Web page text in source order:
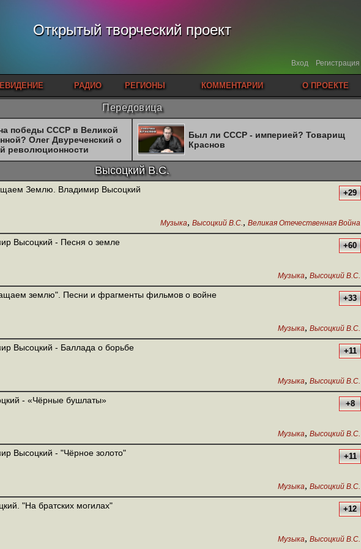
Открытый творческий проект
Вход Регистрация
РАДИО РЕГИОНЫ КОММЕНТАРИИ О ПРОЕКТЕ
Передовица
победы СССР в Великой
Олег Двуреченский о
революционности
Был ли СССР - империей? Товарищ
Краснов
Высоцкий В.С.
Землю. Владимир Высоцкий +29
Музыка, Высоцкий В.С., Великая Отечественная Война
Высоцкий - Песня о земле +60
Музыка, Высоцкий В.С.
землю". Песни и фрагменты фильмов о войне +33
Музыка, Высоцкий В.С.
Высоцкий - Баллада о борьбе +11
Музыка, Высоцкий В.С.
- «Чёрные бушлаты» +8
Музыка, Высоцкий В.С.
Высоцкий - "Чёрное золото" +11
Музыка, Высоцкий В.С.
"На братских могилах" +12
Музыка, Высоцкий В.С.